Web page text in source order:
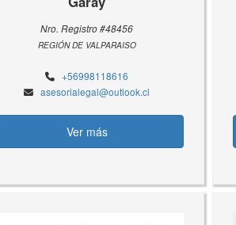
Nro. Registro #48456
REGIÓN DE VALPARAISO
+56998118616
asesorialegal@outlook.cl
Ver más